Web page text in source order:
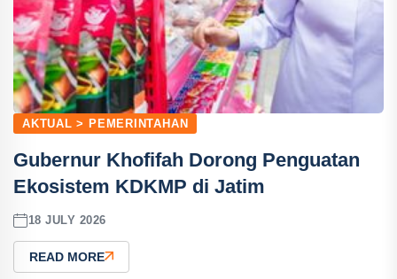
AKTUAL > PEMERINTAHAN
Gubernur Khofifah Dorong Penguatan
Ekosistem KDKMP di Jatim
18 JULY 2026
READ MORE